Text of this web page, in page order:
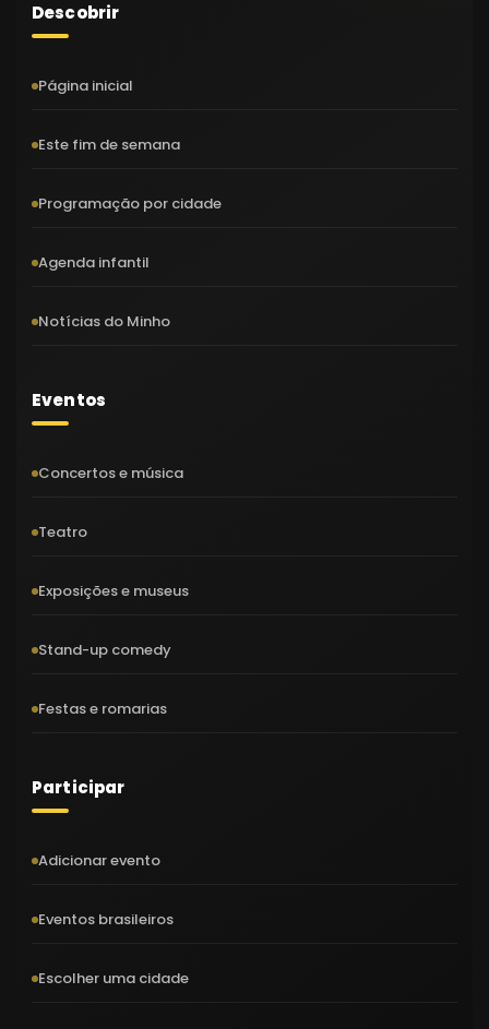
Descobrir
Página inicial
Este fim de semana
Programação por cidade
Agenda infantil
Notícias do Minho
Eventos
Concertos e música
Teatro
Exposições e museus
Stand-up comedy
Festas e romarias
Participar
Adicionar evento
Eventos brasileiros
Escolher uma cidade